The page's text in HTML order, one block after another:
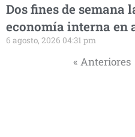
Dos fines de semana
economía interna en
6 agosto, 2026 04:31 pm
« Anteriores